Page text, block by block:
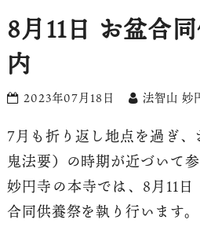
8月11日 お盆合
内
2023年07月18日 法智山 妙
7月も折り返し地点を過ぎ
鬼法要）の時期が近づいて参
妙円寺の本寺では、8月11
合同供養祭を執り行います。